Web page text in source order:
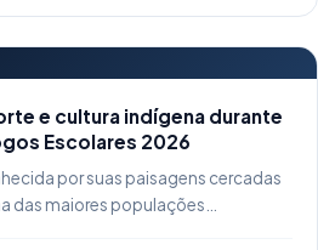
e cultura indígena durante
Escolares 2026
por suas paisagens cercadas
das maiores populações…